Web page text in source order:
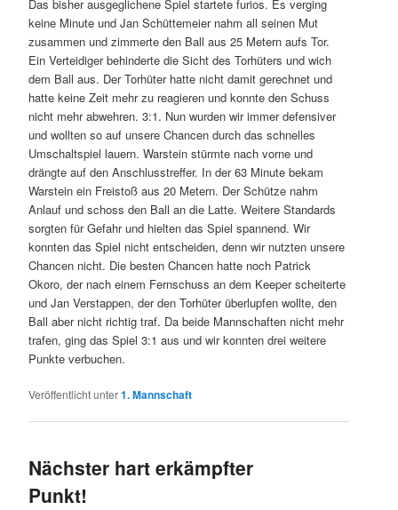
Das bisher ausgeglichene Spiel startete furios. Es verging
keine Minute und Jan Schüttemeier nahm all seinen Mut
zusammen und zimmerte den Ball aus 25 Metern aufs Tor.
Ein Verteidiger behinderte die Sicht des Torhüters und wich
dem Ball aus. Der Torhüter hatte nicht damit gerechnet und
hatte keine Zeit mehr zu reagieren und konnte den Schuss
nicht mehr abwehren. 3:1. Nun wurden wir immer defensiver
und wollten so auf unsere Chancen durch das schnelles
Umschaltspiel lauern. Warstein stürmte nach vorne und
drängte auf den Anschlusstreffer. In der 63 Minute bekam
Warstein ein Freistoß aus 20 Metern. Der Schütze nahm
Anlauf und schoss den Ball an die Latte. Weitere Standards
sorgten für Gefahr und hielten das Spiel spannend. Wir
konnten das Spiel nicht entscheiden, denn wir nutzten unsere
Chancen nicht. Die besten Chancen hatte noch Patrick
Okoro, der nach einem Fernschuss an dem Keeper scheiterte
und Jan Verstappen, der den Torhüter überlupfen wollte, den
Ball aber nicht richtig traf. Da beide Mannschaften nicht mehr
trafen, ging das Spiel 3:1 aus und wir konnten drei weitere
Punkte verbuchen.
Veröffentlicht unter1. Mannschaft
Nächster hart erkämpfter
Punkt!